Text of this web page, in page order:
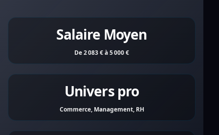
Salaire Moyen
De 2 083 € à 5 000 €
Univers pro
Commerce, Management, RH